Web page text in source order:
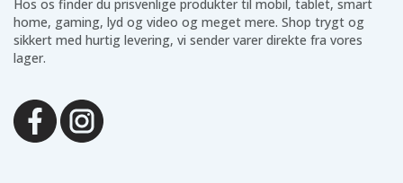
Hos os finder du prisvenlige produkter til mobil, tablet, smart
home, gaming, lyd og video og meget mere. Shop trygt og
sikkert med hurtig levering, vi sender varer direkte fra vores
lager.